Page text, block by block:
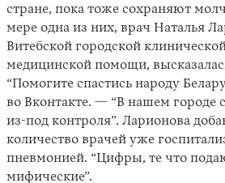
стране, пока тоже сохраняют
мере одна из них, врач Наталья
Витебской городской
медицинской помощи,
“Помогите спастись народу
во Вконтакте. — “В нашем городе
из-под контроля”. Ларионова
количество врачей уже
пневмонией. “Цифры, те что
мифические”.